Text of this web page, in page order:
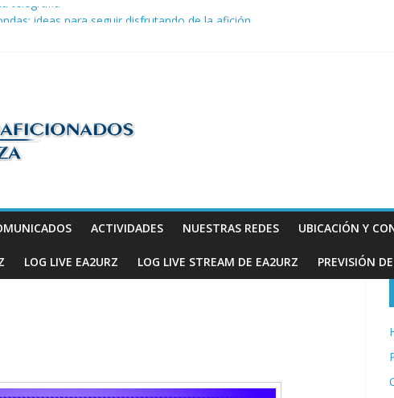
telegrafía
ACTIVIDADES NUESTRAS REDES UBICACIÓN Y
LOG LIVE EA2URZ LOG LIVE STREAM DE EA2URZ PREVISIÓN